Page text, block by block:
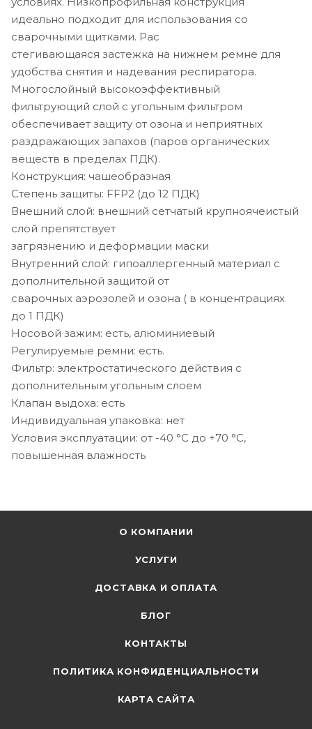
идеально подходит для использования со
сварочными щитками. Рас
стегивающаяся застежка на нижнем ремне для
удобства снятия и надевания респиратора.
Многослойный высокоэффективный
фильтрующий слой с угольным фильтром
обеспечивает защиту от озона и неприятных
раздражающих запахов (паров органических
веществ в пределах ПДК).
Конструкция: чашеобразная
Степень защиты: FFP2 (до 12 ПДК)
Внешний слой: внешний сетчатый крупноячеистый
слой препятствует
загрязнению и деформации маски
Внутренний слой: гипоаллергенный материал c
дополнительной защитой от
сварочных аэрозолей и озона ( в концентрациях
до 1 ПДК)
Носовой зажим: есть, алюминиевый
Регулируемые ремни: есть.
Фильтр: электростатического действия с
дополнительным угольным слоем
Клапан выдоха: есть
Индивидуальная упаковка: нет
Условия эксплуатации: от -40 °C до +70 °C,
повышенная влажность
О КОМПАНИИ
УСЛУГИ
ДОСТАВКА И ОПЛАТА
БЛОГ
КОНТАКТЫ
ПОЛИТИКА КОНФИДЕНЦИАЛЬНОСТИ
КАРТА САЙТА